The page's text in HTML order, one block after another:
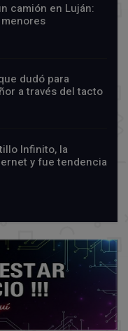
camión en Luján:
dudó para
a través del tacto
Infinito, la
y fue tendencia